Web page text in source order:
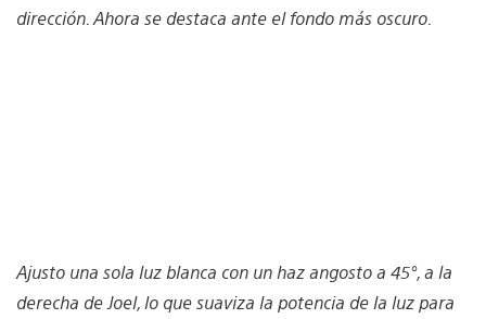
dirección. Ahora se destaca ante el fondo más oscuro.
Ajusto una sola luz blanca con un haz angosto a 45°, a la
derecha de Joel, lo que suaviza la potencia de la luz para